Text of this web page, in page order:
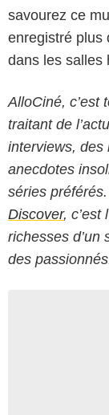
savourez ce
enregistré plus
dans les salles
AlloCiné, c’est
traitant de
interviews, des
anecdotes
séries préférés.
Discover, c’est
richesses d’un
des